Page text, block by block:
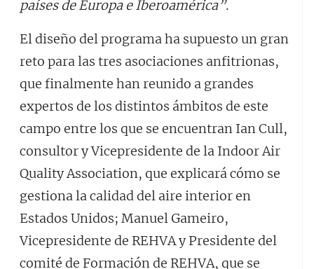
países de Europa e Iberoamérica”.
El diseño del programa ha supuesto un gran
reto para las tres asociaciones anfitrionas,
que finalmente han reunido a grandes
expertos de los distintos ámbitos de este
campo entre los que se encuentran Ian Cull,
consultor y Vicepresidente de la Indoor Air
Quality Association, que explicará cómo se
gestiona la calidad del aire interior en
Estados Unidos; Manuel Gameiro,
Vicepresidente de REHVA y Presidente del
comité de Formación de REHVA, que se